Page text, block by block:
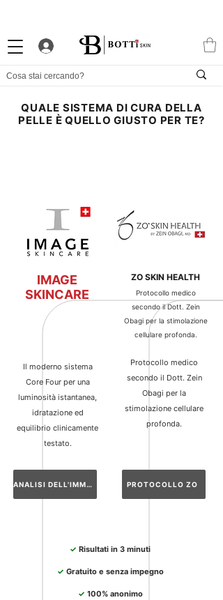
QUALE SISTEMA DI CURA DELLA
PELLE È QUELLO GIUSTO PER TE?
IMAGE
SKINCARE
ANALISI DELL'IMMAGINE
Il moderno sistema
Core Four per una
luminosità istantanea,
idratazione ed
equilibrio clinicamente
testato.
ZO SKIN HEALTH
Protocollo medico
secondo il Dott. Zein
Obagi per la stimolazione
cellulare profonda.
PROTOCOLLO ZO
Protocollo medico
secondo il Dott. Zein
Obagi per la
stimolazione cellulare
profonda.
✓ Risultati in 3 minuti
✓ Gratuito e senza impegno
✓ 100% anonimo